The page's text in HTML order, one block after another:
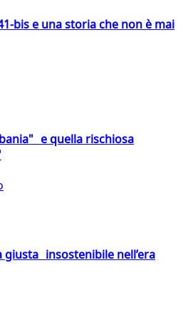
bis e una storia che non è mai
e quella rischiosa
insostenibile nell’era